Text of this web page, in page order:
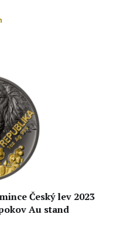
Český lev 2023
Au stand